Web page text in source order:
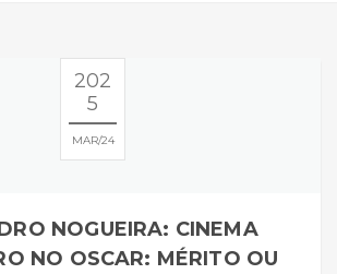
202
5
MAR 24
NOGUEIRA: CINEMA
NO OSCAR: MÉRITO OU